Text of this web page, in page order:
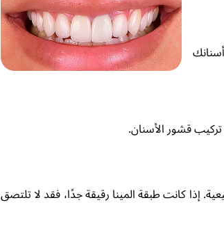
قشور الأسنان.
إذا كانت طبقة المينا رقيقة جدًا، فقد لا تلتصق